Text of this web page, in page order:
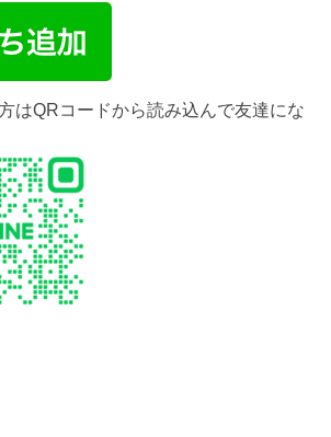
はQRコードから読み込んで友達にな